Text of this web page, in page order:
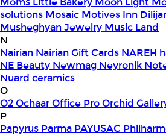
solutions Mosaic Motives Inn
Musheghyan Jewelry Music Land
N
Nairian Nairian Gift Cards NAREH
NE Beauty Newmag Neyronik
Nuard ceramics
O
O2OchaarOffice ProOrchid
P
Papyrus Parma PAYUSAC